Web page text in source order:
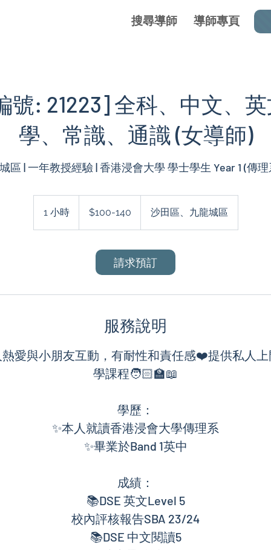
搜尋導師 導師專頁
號: 21223] 全科、中文、
學、常識、通識 (女導師)
1 小時1
小
$100-140 沙田區、九龍城區
請求預訂
服務說明
愛與小朋友互動，有耐性和責任感❤️提供私人上
學課程🧑🏻‍🏫📖
學歷：
✨本人就讀香港浸會大學傳理系
✨畢業於Band 1英中
成績：
📚DSE 英文Level 5
校內評核報告SBA 23/24
📚DSE 中文閱讀5